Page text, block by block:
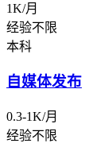
1K/月
经验不限
本科
自媒体发布
0.3-1K/月
经验不限